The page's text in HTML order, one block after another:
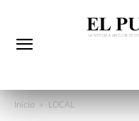
Inicio LOCAL